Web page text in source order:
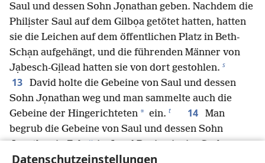
Datenschutzeinstellungen
Saul und dessen Sohn Jọnathan geben. Nachdem die
Philịster Saul auf dem Gilbọa getötet hatten, hatten
sie die Leichen auf dem öffentlichen Platz in Beth-
Schạn aufgehängt, und die führenden Männer von
Jạbesch-Gịlead hatten sie von dort gestohlen. s
13
David holte die Gebeine von Saul und dessen
Sohn Jọnathan weg und man sammelte auch die
Gebeine der Hingerichteten * ein. t 14
Man
begrub die Gebeine von Saul und dessen Sohn
Jọnathan in Zẹla u im Land Bẹnjamin, im Grab von
Sauls Vater Kisch. v Nachdem alle Befehle des